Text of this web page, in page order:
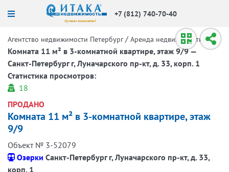
+7 (812) 740-70-40
Агентство недвижимости Петербург / Аренда недвижимости /
Комната 11 м² в 3-комнатной квартире, этаж 9/9 —
Санкт-Петербург г, Луначарского пр-кт, д. 33, корп. 1
Статистика просмотров:
18
ПРОДАНО
Комната 11 м² в 3-комнатной квартире, этаж
9/9
Объект № 3-52079
Озерки Санкт-Петербург г, Луначарского пр-кт, д. 33,
корп. 1